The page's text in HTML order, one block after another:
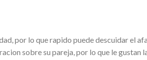
por lo que rapido puede descuidar el
sobre su pareja, por lo que le gustan